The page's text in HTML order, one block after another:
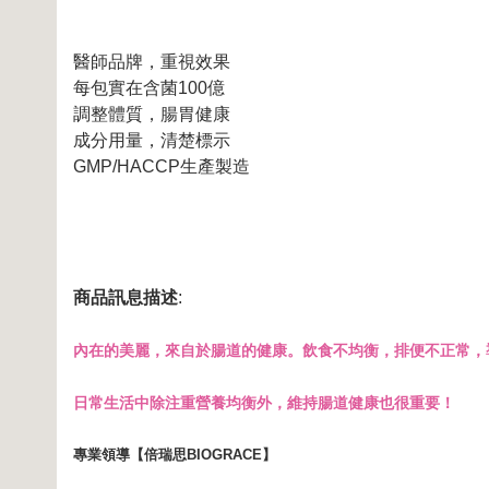
醫師品牌，重視效果
每包實在含菌100億
調整體質，腸胃健康
成分用量，清楚標示
GMP/HACCP生產製造
商品訊息描述:
內在的美麗，來自於腸道的健康。飲食不均衡，排便不正常，
日常生活中除注重營養均衡外，維持腸道健康也很重要！
專業領導【倍瑞思BIOGRACE】